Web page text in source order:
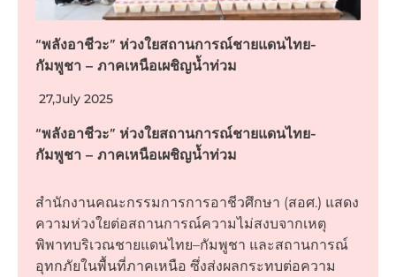
“พลังอาชีวะ” ห่วงใยสถานการณ์ชายแดนไทย-
กัมพูชา – ภาคเหนือเผชิญน้ำท่วม
27,July 2025
“พลังอาชีวะ” ห่วงใยสถานการณ์ชายแดนไทย-
กัมพูชา – ภาคเหนือเผชิญน้ำท่วม
สำนักงานคณะกรรมการการอาชีวศึกษา (สอศ.) แสดง
ความห่วงใยต่อสถานการณ์ความไม่สงบจากเหตุ
พิพาทบริเวณชายแดนไทย–กัมพูชา และสถานการณ์
อุทกภัยในพื้นที่ภาคเหนือ ซึ่งส่งผลกระทบต่อความ